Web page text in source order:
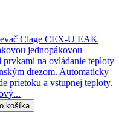
Clage CEX-U EAK
jednopákovou
na ovládanie teploty
drezom. Automaticky
prietoku a vstupnej teploty.
košíka